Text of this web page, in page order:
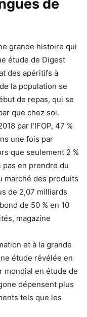
de
grande histoire qui
étude de Digest
des apéritifs à
la population se
de repas, qui se
que chez soi.
par l’IFOP, 47 %
une fois par
que seulement 2 %
en prendre du
marché des produits
de 2,07 milliards
de 50 % en 10
magazine
et à la grande
étude révélée en
mondial en étude de
dépensent plus
tels que les